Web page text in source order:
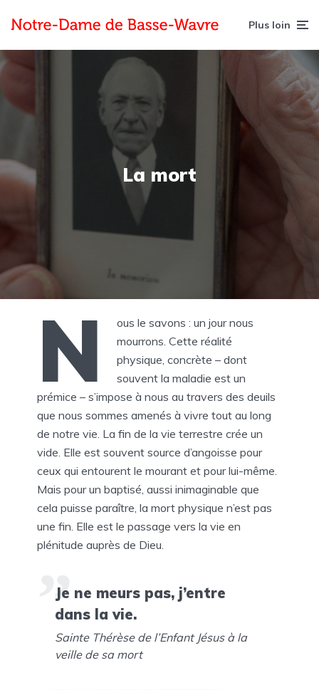
Plus loin
La mort
N
ous le savons : un jour nous
mourrons. Cette réalité
physique, concrète – dont
souvent la maladie est un
prémice – s’impose à nous au travers des deuils
que nous sommes amenés à vivre tout au long
de notre vie. La fin de la vie terrestre crée un
vide. Elle est souvent source d’angoisse pour
ceux qui entourent le mourant et pour lui-même.
Mais pour un baptisé, aussi inimaginable que
cela puisse paraître, la mort physique n’est pas
une fin. Elle est le passage vers la vie en
plénitude auprès de Dieu.
Je ne meurs pas, j’entre
dans la vie.
Sainte Thérèse de l’Enfant Jésus à la
veille de sa mort